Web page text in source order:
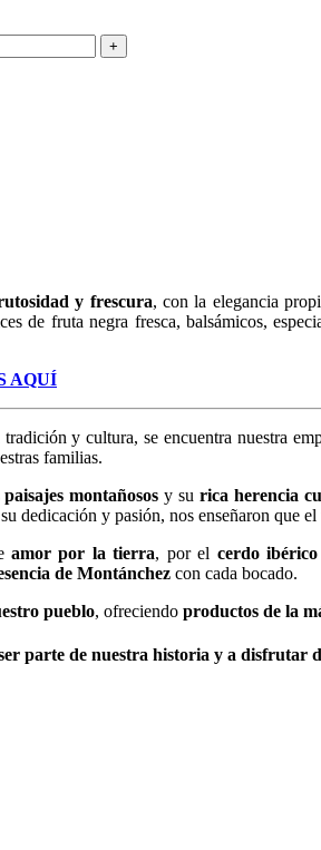
y frescura, con la elegancia
de fruta negra fresca, balsámicos,
AQUÍ
y cultura, se encuentra nuestra
familias.
paisajes montañosos y surica herencia
dedicación y pasión, nos enseñaron que
amor por la tierra, por el cerdo ibérico
de Montánchez con cada bocado.
pueblo, ofreciendo productos de la
parte de nuestra historia y a disfrutar